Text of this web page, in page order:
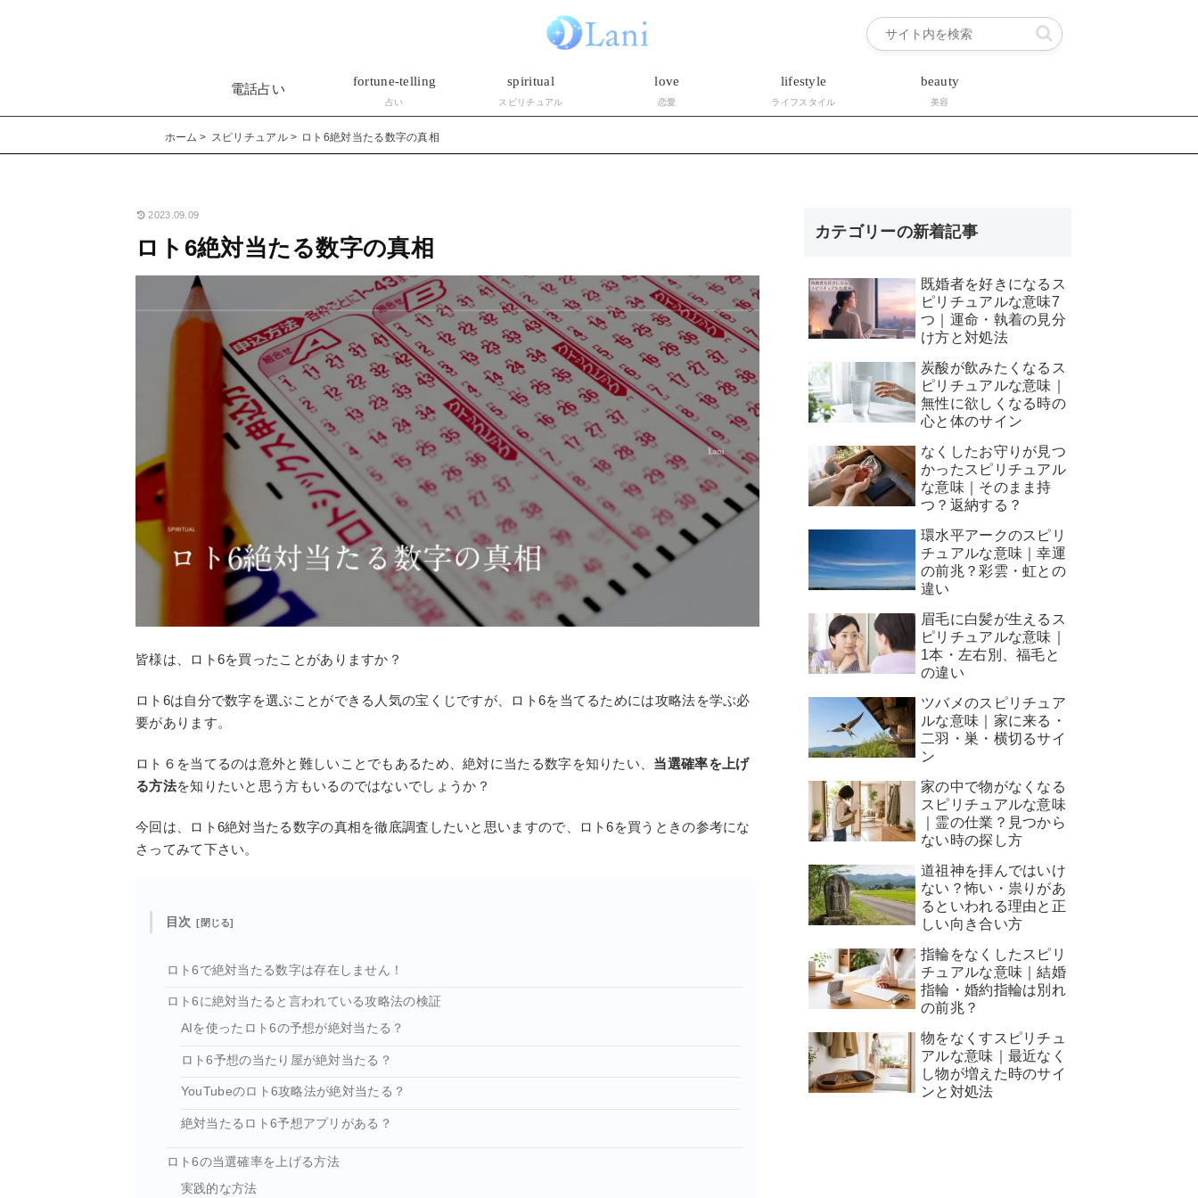
電話占い
fortune-telling
占い
spiritual
スピリチュアル
love
恋愛
lifestyle
ライフスタイル
beauty
美容
ホーム スピリチュアル ロト6絶対当たる数字の真相
2023.09.09
ロト6絶対当たる数字の真相
皆様は、ロト6を買ったことがありますか？
ロト6は自分で数字を選ぶことができる人気の宝くじですが、ロト6を当てるためには攻略法を学ぶ必
要があります。
ロト６を当てるのは意外と難しいことでもあるため、絶対に当たる数字を知りたい、 当選確率を上げ
る方法を知りたいと思う方もいるのではないでしょうか？
今回は、ロト6絶対当たる数字の真相を徹底調査したいと思いますので、ロト6を買うときの参考にな
さってみて下さい。
目次
ロト6で絶対当たる数字は存在しません！
ロト6に絶対当たると言われている攻略法の検証
AIを使ったロト6の予想が絶対当たる？
ロト6予想の当たり屋が絶対当たる？
YouTubeのロト6攻略法が絶対当たる？
絶対当たるロト6予想アプリがある？
ロト6の当選確率を上げる方法
実践的な方法
カテゴリーの新着記事
既婚者を好きになるス
ピリチュアルな意味7
つ｜運命・執着の見分
け方と対処法
炭酸が飲みたくなるス
ピリチュアルな意味｜
無性に欲しくなる時の
心と体のサイン
なくしたお守りが見つ
かったスピリチュアル
な意味｜そのまま持
つ？返納する？
環水平アークのスピリ
チュアルな意味｜幸運
の前兆？彩雲・虹との
違い
眉毛に白髪が生えるス
ピリチュアルな意味｜
1本・左右別、福毛と
の違い
ツバメのスピリチュア
ルな意味｜家に来る・
二羽・巣・横切るサイ
ン
家の中で物がなくなる
スピリチュアルな意味
｜霊の仕業？見つから
ない時の探し方
道祖神を拝んではいけ
ない？怖い・祟りがあ
るといわれる理由と正
しい向き合い方
指輪をなくしたスピリ
チュアルな意味｜結婚
指輪・婚約指輪は別れ
の前兆？
物をなくすスピリチュ
アルな意味｜最近なく
し物が増えた時のサイ
ンと対処法